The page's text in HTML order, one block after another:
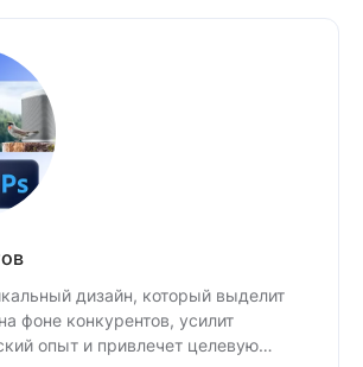
дизайн, который выделит
фоне конкурентов, усилит
опыт и привлечет целевую